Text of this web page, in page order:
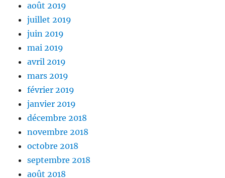
août 2019
juillet 2019
juin 2019
mai 2019
avril 2019
mars 2019
février 2019
janvier 2019
décembre 2018
novembre 2018
octobre 2018
septembre 2018
août 2018